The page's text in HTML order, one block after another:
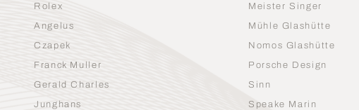
Rolex
Angelus
Czapek
Franck Muller
Gerald Charles
Junghans
Meister Singer
Mühle Glashütte
Nomos Glashütte
Porsche Design
Sinn
Speake Marin